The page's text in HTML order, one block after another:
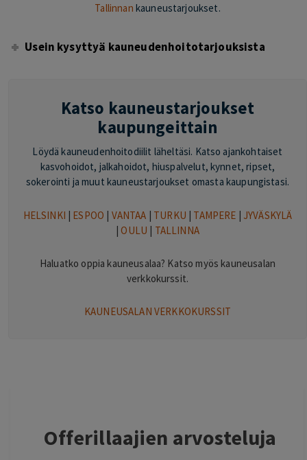
Tallinnan kauneustarjoukset.
Usein kysyttyä kauneudenhoitotarjouksista
Katso kauneustarjoukset
kaupungeittain
Löydä kauneudenhoitodiilit läheltäsi. Katso ajankohtaiset
kasvohoidot, jalkahoidot, hiuspalvelut, kynnet, ripset,
sokerointi ja muut kauneustarjoukset omasta kaupungistasi.
HELSINKI | ESPOO | VANTAA | TURKU | TAMPERE | JYVÄSKYLÄ
|OULU | TALLINNA
Haluatko oppia kauneusalaa? Katso myös kauneusalan
verkkokurssit.
KAUNEUSALAN VERKKOKURSSIT
Offerillaajien arvosteluja